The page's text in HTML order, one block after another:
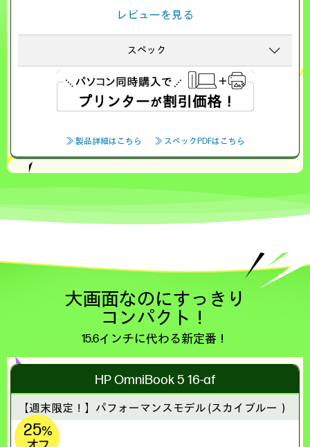
レビューを見る
スペック
≫ 製品詳細はこちら ≫ スペックPDFはこちら
大画面なのにすっきり
コンパクト！
15.6インチに代わる新定番！
HP OmniBook 5 16-af
【週末限定！】 パフォーマンスモデル (スカイブルー）
25%